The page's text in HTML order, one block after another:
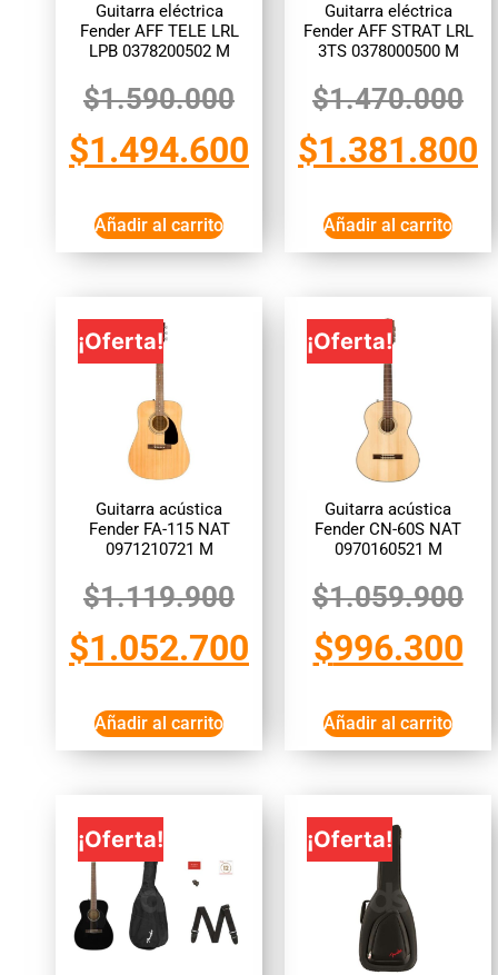
Guitarra eléctrica
Fender AFF TELE LRL
LPB 0378200502 M
$1.590.000
$1.494.600
Añadir al carrito
Guitarra eléctrica
Fender AFF STRAT LRL
3TS 0378000500 M
$1.470.000
$1.381.800
Añadir al carrito
¡Oferta!
Guitarra acústica
Fender FA-115 NAT
0971210721 M
$1.119.900
$1.052.700
Añadir al carrito
¡Oferta!
Guitarra acústica
Fender CN-60S NAT
0970160521 M
$1.059.900
$996.300
Añadir al carrito
¡Oferta! ¡Oferta!